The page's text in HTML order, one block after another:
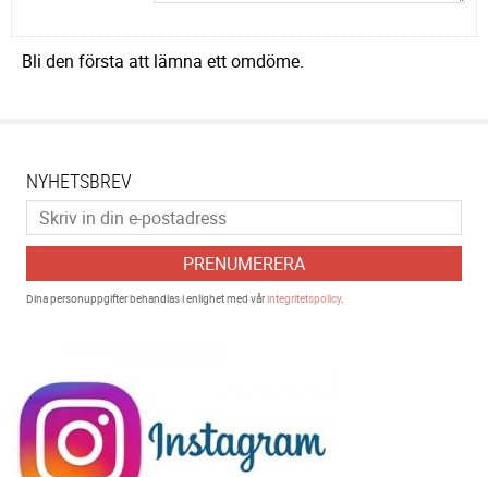
Bli den första att lämna ett omdöme.
NYHETSBREV
PRENUMERERA
Dina personuppgifter behandlas i enlighet med vårintegritetspolicy.